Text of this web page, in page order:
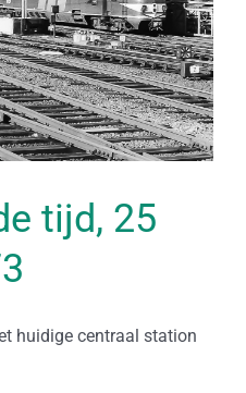
tijd, 25
huidige centraal station